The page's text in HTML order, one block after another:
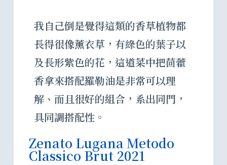
我自己倒是覺得這類的香草植物都
長得很像薰衣草，有綠色的葉子以
及長形紫色的花，這道菜中把茴藿
香拿來搭配羅勒油是非常可以理
解、而且很好的組合，系出同門，
具同調搭配性。
Zenato Lugana Metodo
Classico Brut 2021